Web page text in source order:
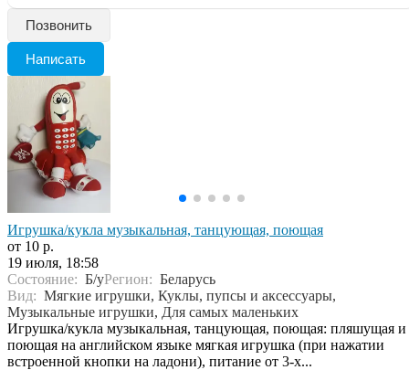
Позвонить
Написать
Игрушка/кукла музыкальная, танцующая, поющая
от 10 р.
19 июля, 18:58
Состояние: Б/уРегион: Беларусь
Вид: Мягкие игрушки, Куклы, пупсы и аксессуары,
Музыкальные игрушки, Для самых маленьких
Игрушка/кукла музыкальная, танцующая, поющая: пляшущая и
поющая на английском языке мягкая игрушка (при нажатии
встроенной кнопки на ладони), питание от 3-х...